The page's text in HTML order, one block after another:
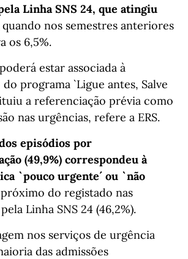
Linha SNS 24, que atingiu
quando nos semestres anteriores
os 6,5%.
estar associada à
programa `Ligue antes, Salve
a referenciação prévia como
nas urgências, refere a ERS.
episódios por
(49,9%) correspondeu à
`pouco urgente´ ou `não
do registado nas
Linha SNS 24 (46,2%).
nos serviços de urgência
das admissões